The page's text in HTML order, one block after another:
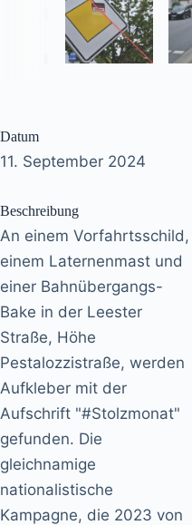
Datum
11. September 2024
Beschreibung
An einem Vorfahrtsschild,
einem Laternenmast und
einer Bahnübergangs-
Bake in der Leester
Straße, Höhe
Pestalozzistraße, werden
Aufkleber mit der
Aufschrift "#Stolzmonat"
gefunden. Die
gleichnamige
nationalistische
Kampagne, die 2023 von